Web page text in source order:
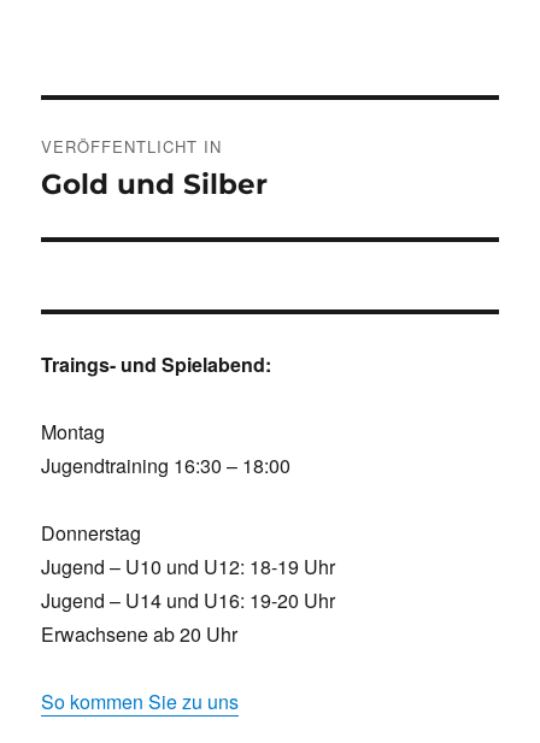
VERÖFFENTLICHT IN
Gold und Silber
Traings- und Spielabend:
Montag
Jugendtraining 16:30 – 18:00
Donnerstag
Jugend – U10 und U12: 18-19 Uhr
Jugend – U14 und U16: 19-20 Uhr
Erwachsene ab 20 Uhr
So kommen Sie zu uns